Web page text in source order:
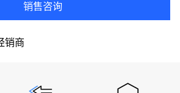
销售咨询
销商